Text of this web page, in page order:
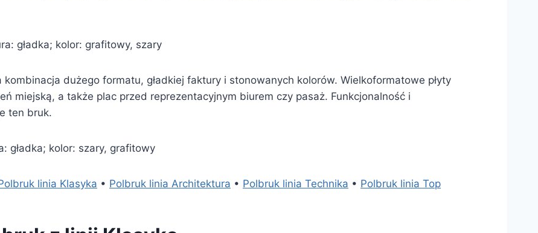
gładka; kolor: grafitowy, szary
dużego formatu, gładkiej faktury i stonowanych kolorów. Wielkoformatowe płyty
miejską, a także plac przed reprezentacyjnym biurem czy pasaż. Funkcjonalność i
ten bruk.
gładka; kolor: szary, grafitowy
linia Klasyka • Polbruk linia Architektura • Polbruk linia Technika • Polbruk linia Top